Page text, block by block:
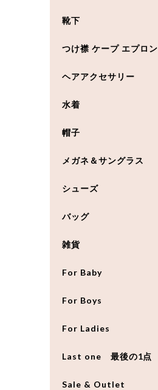
靴下
つけ襟 ケープ エプロン
ヘアアクセサリー
水着
帽子
メガネ＆サングラス
シューズ
バッグ
雑貨
For Baby
For Boys
For Ladies
Last one 最後の1点
Sale & Outlet